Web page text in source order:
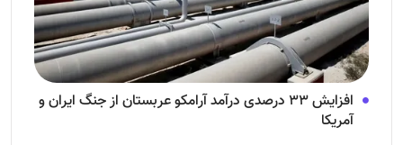
افزایش ۳۳ درصدی درآمد آرامکو عربستان از جنگ ایران و
آمریکا